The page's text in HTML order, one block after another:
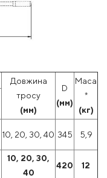
Довжина
тросу
(мм)
D
(мм)
Маса
*
(кг)
10, 20, 30, 40 345 5,9
10, 20, 30,
40
420 12